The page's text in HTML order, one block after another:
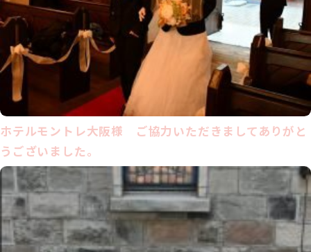
ホテルモントレ大阪様 ご協力いただきましてありがと
うございました。